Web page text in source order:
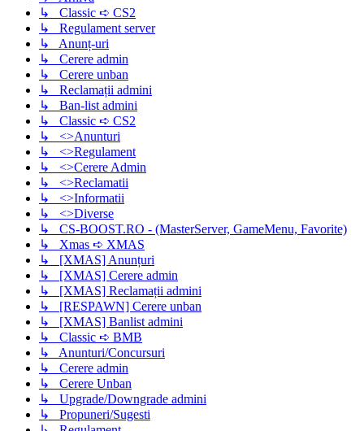
↳ Classic ➪ CS2
↳ Regulament server
↳ Anunț-uri
↳ Cerere admin
↳ Cerere unban
↳ Reclamații admini
↳ Ban-list admini
↳ Classic ➪ CS2
↳ <>Anunturi
↳ <>Regulament
↳ <>Cerere Admin
↳ <>Reclamatii
↳ <>Informatii
↳ <>Diverse
↳ CS-BOOST.RO - (MasterServer, GameMenu, Favorite)
↳ Xmas ➪ XMAS
↳ [XMAS] Anunțuri
↳ [XMAS] Cerere admin
↳ [XMAS] Reclamații admini
↳ [RESPAWN] Cerere unban
↳ [XMAS] Banlist admini
↳ Classic ➪ BMB
↳ Anunturi/Concursuri
↳ Cerere admin
↳ Cerere Unban
↳ Upgrade/Downgrade admini
↳ Propuneri/Sugesti